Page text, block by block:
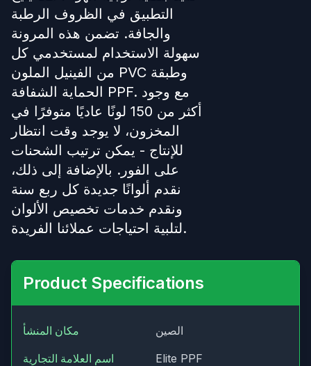
التطبيق في الظروف الرطبة
والجافة. تضمن هذه المرونة
سهولة الاستخدام لمستخدمي كل
من الفينيل الملون PVC وطبقة
الحماية الشفافة PPF. مع وجود
أكثر من 150 لونًا عاديًا متوفرًا في
المخزون، لا يوجد وقت انتظار
للإنتاج - يمكن ترتيب الشحنات
على الفور. بالإضافة إلى ذلك،
نقدم ألوانًا جديدة كل ربع سنة
ونقدم خدمات تخصيص الألوان
لتلبية احتياجات عملائنا الفريدة.
Product Specifications
مكان المنشأ
الصين
اسم العلامة التجارية
Elite PPF